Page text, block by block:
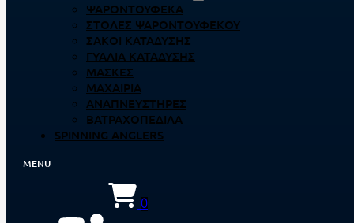
ΨΑΡΟΝΤΟΎΦΕΚΑ
ΣΤΟΛΈΣ ΨΑΡΟΝΤΟΎΦΕΚΟΥ
ΣΆΚΟΙ ΚΑΤΆΔΥΣΗΣ
ΓΥΑΛΙΆ ΚΑΤΆΔΥΣΗΣ
ΜΆΣΚΕΣ
ΜΑΧΑΊΡΙΑ
ΑΝΑΠΝΕΥΣΤΉΡΕΣ
ΒΑΤΡΑΧΟΠΈΔΙΛΑ
SPINNING ANGLERS
0